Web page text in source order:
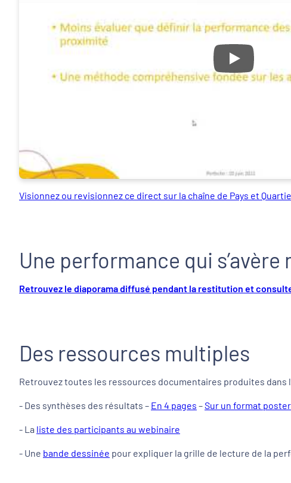
Play
Visionnez ou revisionnez ce direct sur la chaîne de Pays et
Une performance qui
Retrouvez le diaporama diffusé pendant la restitution et
Des ressources multiples
Retrouvez toutes les ressources documentaires produites dans
- Des synthèses des résultats – En 4 pages –Sur un format poster
- La liste des participants au webinaire
- Une bande dessinée pour expliquer la grille de lecture de la